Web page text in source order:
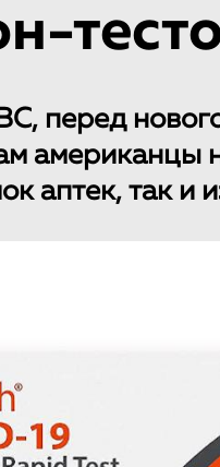
перед
американцы
аптек, так и